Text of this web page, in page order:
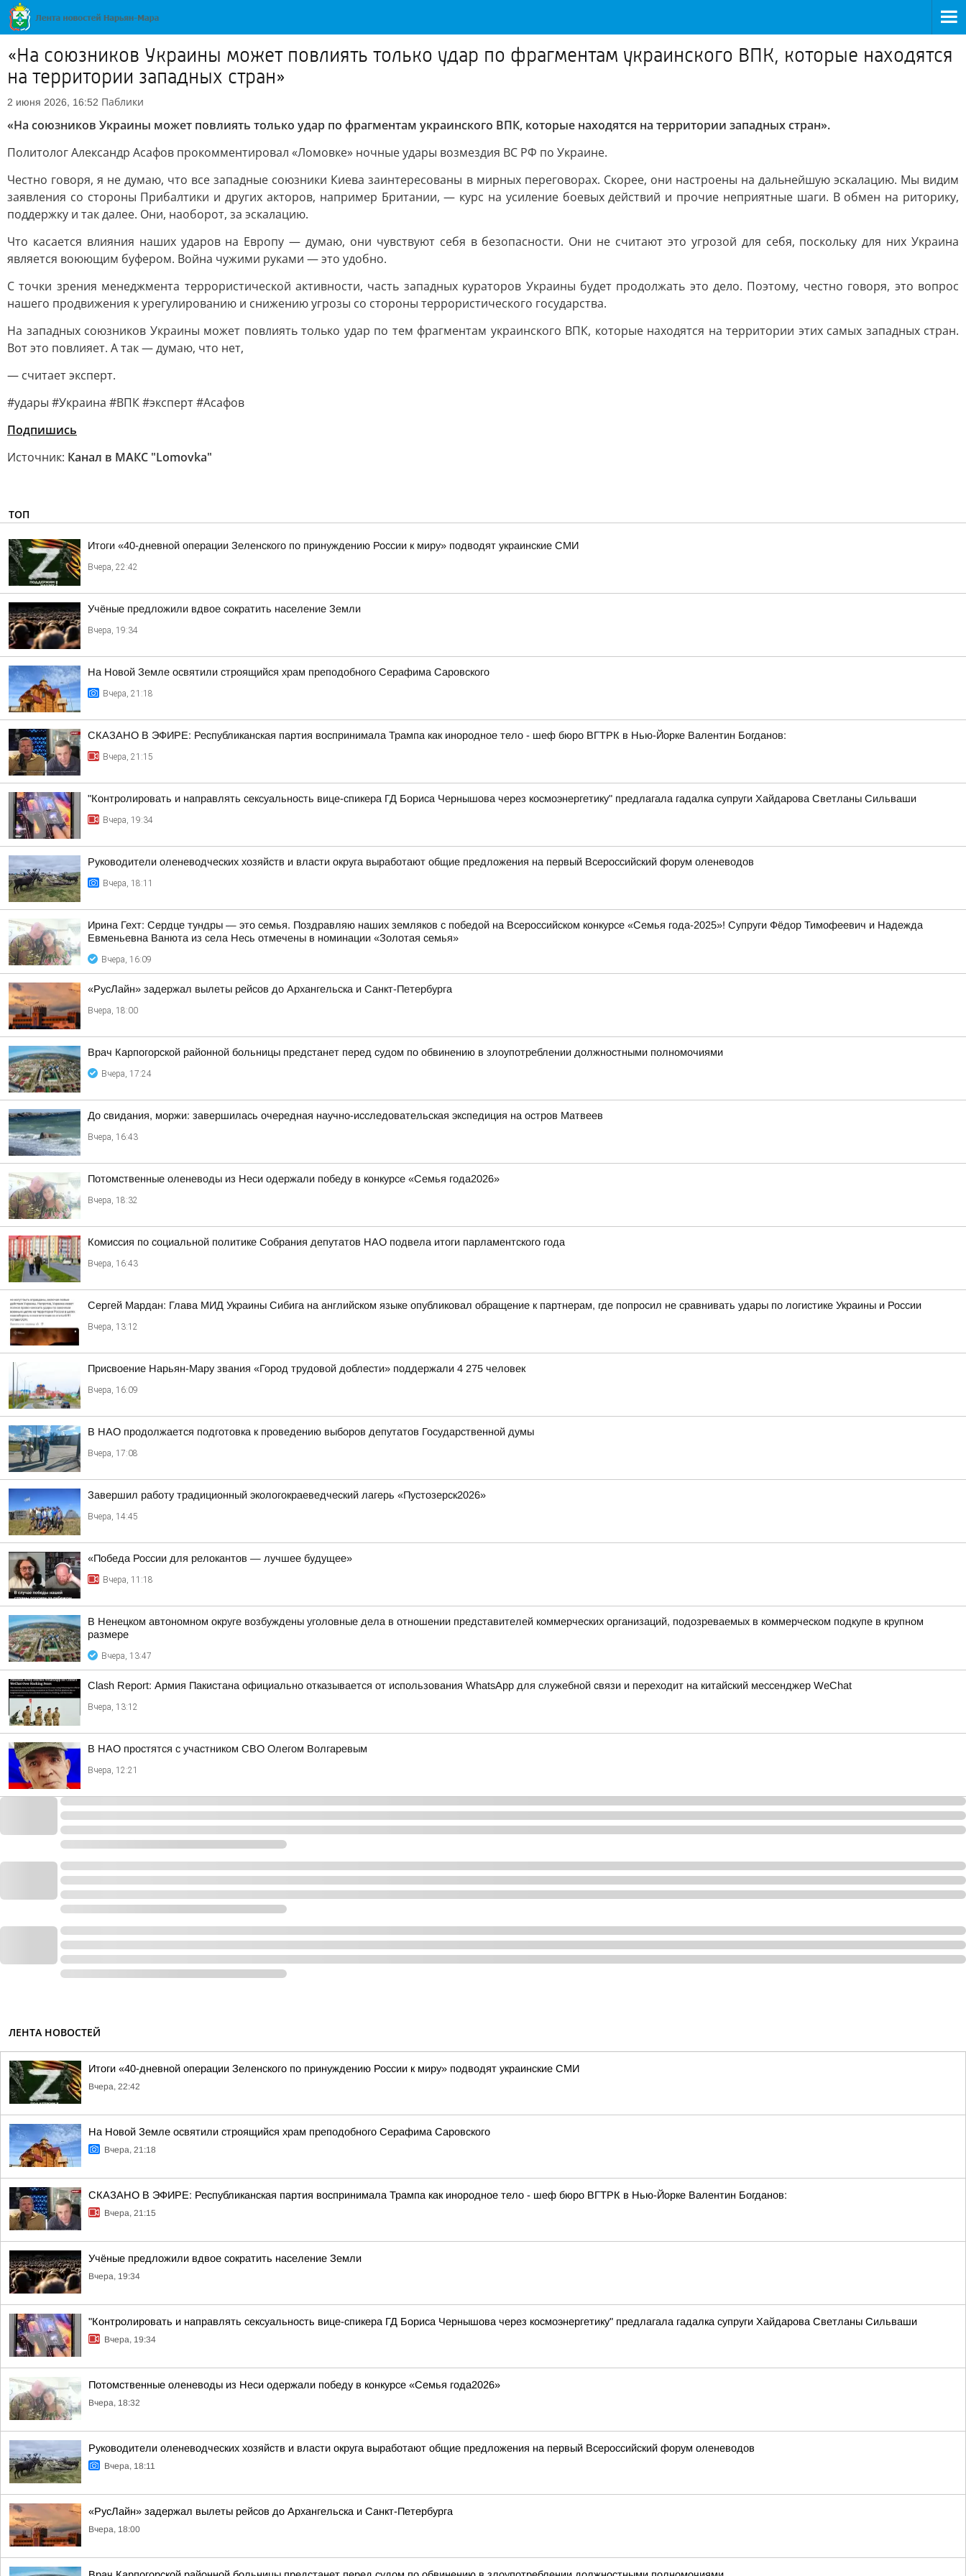
«На союзников Украины может повлиять только удар по фрагментам украинского ВПК, которые находятся
на территории западных стран»
2 июня 2026, 16:52 Паблики
«На союзников Украины может повлиять только удар по фрагментам украинского ВПК, которые находятся на территории западных стран».
Политолог Александр Асафов прокомментировал «Ломовке» ночные удары возмездия ВС РФ по Украине.
Честно говоря, я не думаю, что все западные союзники Киева заинтересованы в мирных переговорах. Скорее, они настроены на дальнейшую эскалацию. Мы видим
заявления со стороны Прибалтики и других акторов, например Британии, — курс на усиление боевых действий и прочие неприятные шаги. В обмен на риторику,
поддержку и так далее. Они, наоборот, за эскалацию.
Что касается влияния наших ударов на Европу — думаю, они чувствуют себя в безопасности. Они не считают это угрозой для себя, поскольку для них Украина
является воюющим буфером. Война чужими руками — это удобно.
С точки зрения менеджмента террористической активности, часть западных кураторов Украины будет продолжать это дело. Поэтому, честно говоря, это вопрос
нашего продвижения к урегулированию и снижению угрозы со стороны террористического государства.
На западных союзников Украины может повлиять только удар по тем фрагментам украинского ВПК, которые находятся на территории этих самых западных стран.
Вот это повлияет. А так — думаю, что нет,
— считает эксперт.
#удары #Украина #ВПК #эксперт #Асафов
Подпишись
Источник: Канал в МАКС "Lomovka"
ТОП
Итоги «40-дневной операции Зеленского по принуждению России к миру» подводят украинские СМИ
Вчера, 22:42
Учёные предложили вдвое сократить население Земли
Вчера, 19:34
На Новой Земле освятили строящийся храм преподобного Серафима Саровского
Вчера, 21:18
СКАЗАНО В ЭФИРЕ: Республиканская партия воспринимала Трампа как инородное тело - шеф бюро ВГТРК в Нью-Йорке Валентин Богданов:
Вчера, 21:15
"Контролировать и направлять сексуальность вице-спикера ГД Бориса Чернышова через космоэнергетику" предлагала гадалка супруги Хайдарова Светланы Сильваши
Вчера, 19:34
Руководители оленеводческих хозяйств и власти округа выработают общие предложения на первый Всероссийский форум оленеводов
Вчера, 18:11
Ирина Гехт: Сердце тундры — это семья. Поздравляю наших земляков с победой на Всероссийском конкурсе «Семья года-2025»! Супруги Фёдор Тимофеевич и Надежда
Евменьевна Ванюта из села Несь отмечены в номинации «Золотая семья»
Вчера, 16:09
«РусЛайн» задержал вылеты рейсов до Архангельска и Санкт-Петербурга
Вчера, 18:00
Врач Карпогорской районной больницы предстанет перед судом по обвинению в злоупотреблении должностными полномочиями
Вчера, 17:24
До свидания, моржи: завершилась очередная научно-исследовательская экспедиция на остров Матвеев
Вчера, 16:43
Потомственные оленеводы из Неси одержали победу в конкурсе «Семья года2026»
Вчера, 18:32
Комиссия по социальной политике Собрания депутатов НАО подвела итоги парламентского года
Вчера, 16:43
Сергей Мардан: Глава МИД Украины Сибига на английском языке опубликовал обращение к партнерам, где попросил не сравнивать удары по логистике Украины и России
Вчера, 13:12
Присвоение Нарьян-Мару звания «Город трудовой доблести» поддержали 4 275 человек
Вчера, 16:09
В НАО продолжается подготовка к проведению выборов депутатов Государственной думы
Вчера, 17:08
Завершил работу традиционный экологокраеведческий лагерь «Пустозерск2026»
Вчера, 14:45
«Победа России для релокантов — лучшее будущее»
Вчера, 11:18
В Ненецком автономном округе возбуждены уголовные дела в отношении представителей коммерческих организаций, подозреваемых в коммерческом подкупе в крупном
размере
Вчера, 13:47
Clash Report: Армия Пакистана официально отказывается от использования WhatsApp для служебной связи и переходит на китайский мессенджер WeChat
Вчера, 13:12
В НАО простятся с участником СВО Олегом Волгаревым
Вчера, 12:21
ЛЕНТА НОВОСТЕЙ
Итоги «40-дневной операции Зеленского по принуждению России к миру» подводят украинские СМИ
Вчера, 22:42
На Новой Земле освятили строящийся храм преподобного Серафима Саровского
Вчера, 21:18
СКАЗАНО В ЭФИРЕ: Республиканская партия воспринимала Трампа как инородное тело - шеф бюро ВГТРК в Нью-Йорке Валентин Богданов:
Вчера, 21:15
Учёные предложили вдвое сократить население Земли
Вчера, 19:34
"Контролировать и направлять сексуальность вице-спикера ГД Бориса Чернышова через космоэнергетику" предлагала гадалка супруги Хайдарова Светланы Сильваши
Вчера, 19:34
Потомственные оленеводы из Неси одержали победу в конкурсе «Семья года2026»
Вчера, 18:32
Руководители оленеводческих хозяйств и власти округа выработают общие предложения на первый Всероссийский форум оленеводов
Вчера, 18:11
«РусЛайн» задержал вылеты рейсов до Архангельска и Санкт-Петербурга
Вчера, 18:00